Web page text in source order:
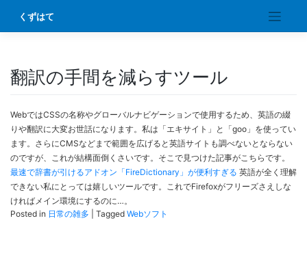
content
くずはて
翻訳の手間を減らすツール
WebではCSSの名称やグローバルナビゲーションで使用するため、英語の綴
りや翻訳に大変お世話になります。私は「エキサイト」と「goo」を使ってい
ます。さらにCMSなどまで範囲を広げると英語サイトも調べないとならない
のですが、これが結構面倒くさいです。そこで見つけた記事がこちらです。
最速で辞書が引けるアドオン「FireDictionary」が便利すぎる 英語が全く理解
できない私にとっては嬉しいツールです。これでFirefoxがフリーズさえしな
ければメイン環境にするのに…。
Posted in 日常の雑多 Tagged Webソフト